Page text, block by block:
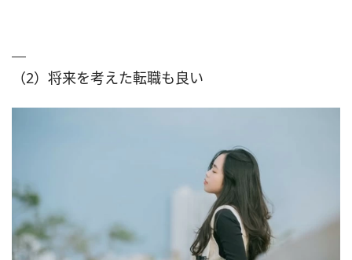
（2）将来を考えた転職も良い